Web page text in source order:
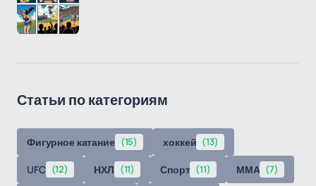
Статьи по категориям
Фигурное катание (15) хоккей (13)
UFC (12) НХЛ (11) Спорт (11) ММА (7)